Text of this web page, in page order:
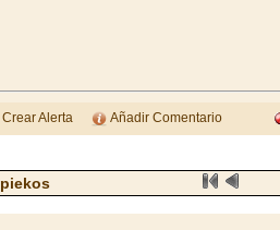
Crear Alerta Añadir Comentario